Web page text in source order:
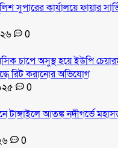
সুপারের কার্যালয়ে ফায়ার
0
চাপে অসুস্থ হয়ে ইউপি
রিট করানোর অভিযোগ
0
টাঙ্গাইলে আতঙ্ক নদীগর্ভে
0